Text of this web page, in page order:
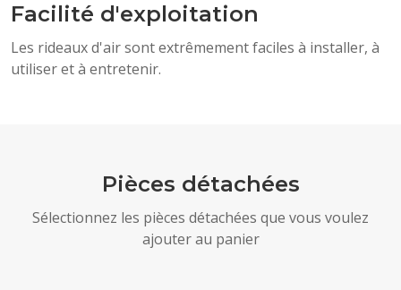
Facilité d'exploitation
Les rideaux d'air sont extrêmement faciles à installer, à
utiliser et à entretenir.
Pièces détachées
Sélectionnez les pièces détachées que vous voulez
ajouter au panier